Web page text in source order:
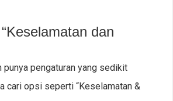
dan
punya pengaturan yang sedikit
cari opsi seperti “Keselamatan &